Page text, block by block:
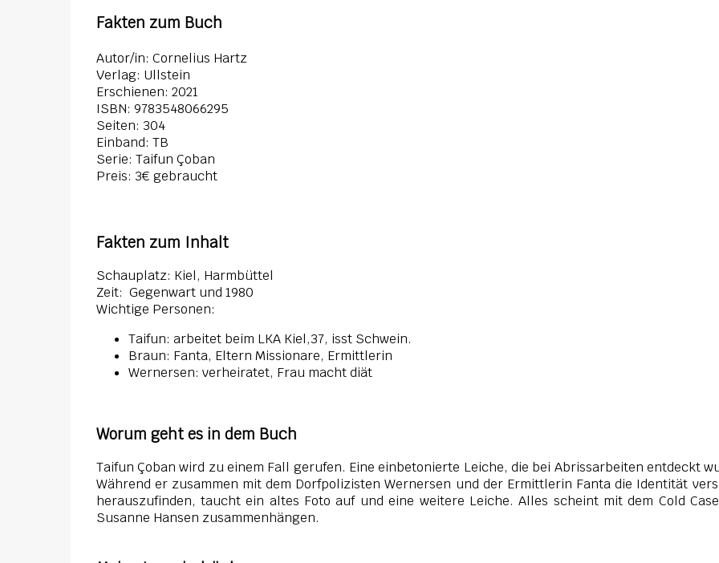
Fakten zum Buch
Autor/in: Cornelius Hartz
Verlag: Ullstein
Erschienen: 2021
ISBN: 9783548066295
Seiten: 304
Einband: TB
Serie: Taifun Çoban
Preis: 3€ gebraucht
Fakten zum Inhalt
Schauplatz: Kiel, Harmbüttel
Zeit: Gegenwart und 1980
Wichtige Personen:
Taifun: arbeitet beim LKA Kiel,37, isst Schwein.
Braun: Fanta, Eltern Missionare, Ermittlerin
Wernersen: verheiratet, Frau macht diät
Worum geht es in dem Buch
Taifun Çoban wird zu einem Fall gerufen. Eine einbetonierte Leiche, die bei Abrissarbeiten entdeckt
Während er zusammen mit dem Dorfpolizisten Wernersen und der Ermittlerin Fanta die Identität
herauszufinden, taucht ein altes Foto auf und eine weitere Leiche. Alles scheint mit dem Cold
Susanne Hansen zusammenhängen.